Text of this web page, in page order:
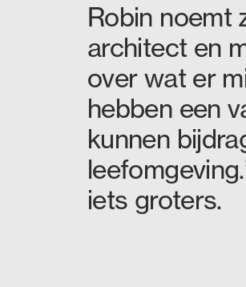
Robin noemt
architect en
over wat er
hebben een
kunnen
iets groters.